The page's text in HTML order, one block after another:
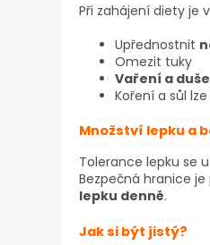
Při zahájení diety je
Upřednostnit
Omezit tuky
Vaření a
Koření a sůl
Množství lepku a
Tolerance lepku se
Bezpečná hranice
lepku denně.
Jak si být jistý?